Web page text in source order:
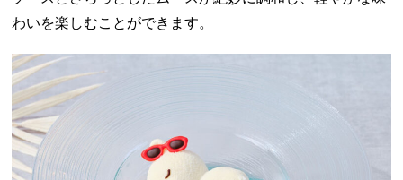
わいを楽しむことができます。